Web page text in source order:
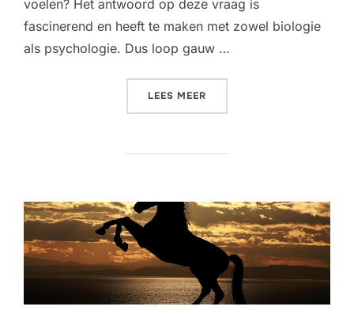
voelen? Het antwoord op deze vraag is
fascinerend en heeft te maken met zowel biologie
als psychologie. Dus loop gauw …
LEES MEER